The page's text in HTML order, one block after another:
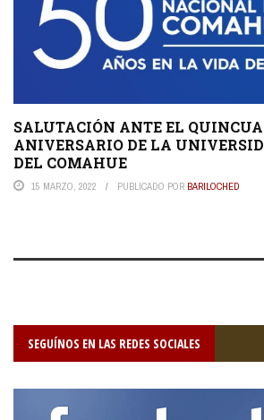
SALUTACIÓN ANTE EL
ANIVERSARIO DE LA
DEL COMAHUE
15 MARZO, 2022 PUBLICADO POR BARILOCHED
SEGUÍNOS EN LAS REDES SOCIALES